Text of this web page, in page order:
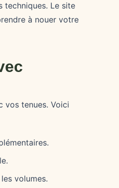
techniques. Le site
à nouer votre
vos tenues. Voici
volumes.